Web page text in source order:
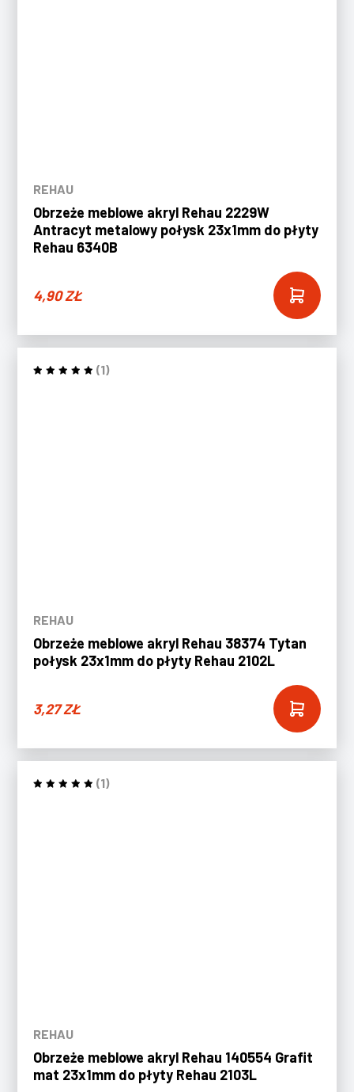
REHAU
Obrzeże meblowe akryl Rehau 2229W
Antracyt metalowy połysk 23x1mm do płyty
Rehau 6340B
4,90ZŁ
(1)
REHAU
Obrzeże meblowe akryl Rehau 38374 Tytan
połysk 23x1mm do płyty Rehau 2102L
3,27ZŁ
(1)
REHAU
Obrzeże meblowe akryl Rehau 140554 Grafit
mat 23x1mm do płyty Rehau 2103L